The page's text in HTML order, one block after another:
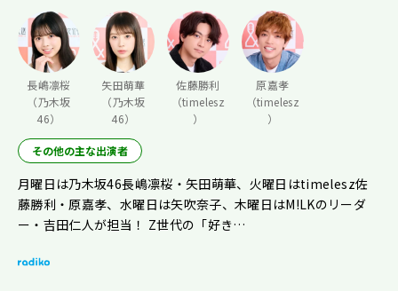
長嶋凛桜
（乃木坂
46）
矢田萌華
（乃木坂
46）
佐藤勝利
（timelesz
）
原嘉孝
（timelesz
）
その他の主な出演者
月曜日は乃木坂46長嶋凛桜・矢田萌華、火曜日はtimelesz佐
藤勝利・原嘉孝、水曜日は矢吹奈子、木曜日はM!LKのリーダ
ー・吉田仁人が担当！ Z世代の「好き…